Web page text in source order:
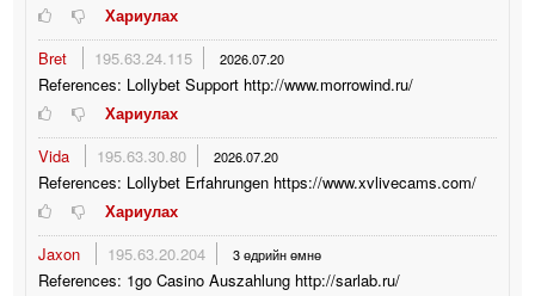
Хариулах
Bret
195.63.24.115 2026.07.20
References: Lollybet Support http://www.morrowind.ru/
Хариулах
Vida
195.63.30.80 2026.07.20
References: Lollybet Erfahrungen https://www.xvlivecams.com/
Хариулах
Jaxon
195.63.20.204 3 өдрийн өмнө
References: 1go Casino Auszahlung http://sarlab.ru/